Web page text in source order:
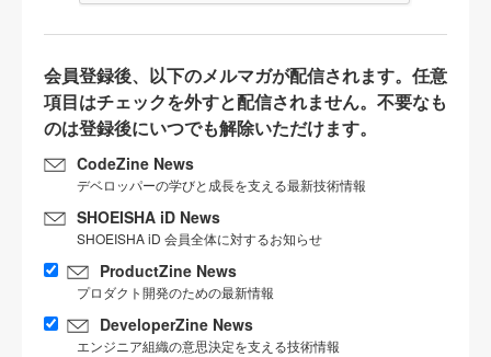
会員登録後、以下のメルマガが配信されます。任意
項目はチェックを外すと配信されません。不要なも
のは登録後にいつでも解除いただけます。
CodeZine News
デベロッパーの学びと成長を支える最新技術情報
SHOEISHA iD News
SHOEISHA iD 会員全体に対するお知らせ
ProductZine News
プロダクト開発のための最新情報
DeveloperZine News
エンジニア組織の意思決定を支える技術情報